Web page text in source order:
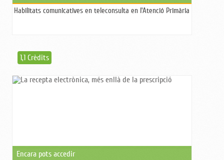
Habilitats comunicatives en teleconsulta en l'Atenció Primària
1,1 Crèdits
Encara pots accedir